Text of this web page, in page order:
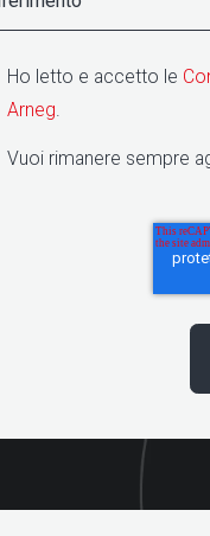
Ho letto e accetto le
Arneg.
Vuoi rimanere sempre